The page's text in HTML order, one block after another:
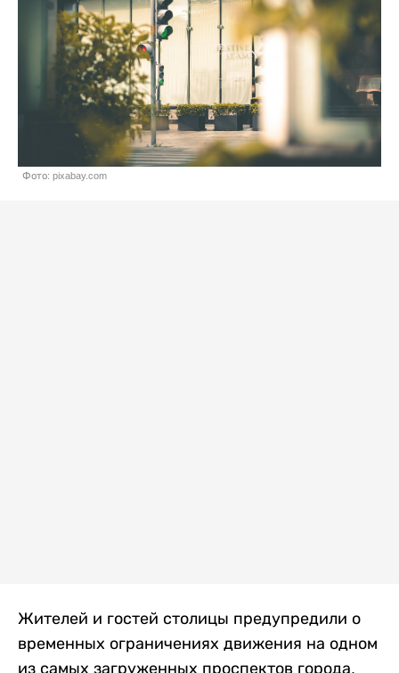
Фото: pixabay.com
Жителей и гостей столицы предупредили о
временных ограничениях движения на одном
из самых загруженных проспектов города.